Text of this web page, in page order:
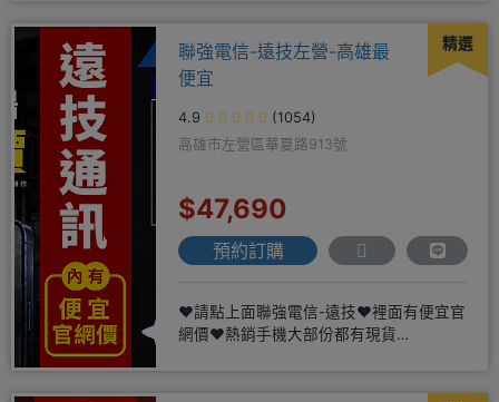
精選
聯強電信-遠技左營-高雄最
便宜
4.9
(1054)
高雄市左營區華夏路913號
$47,690
預約訂購
❤️請點上面聯強電信-遠技❤️裡面有便宜官
網價❤️熱銷手機大部份都有現貨